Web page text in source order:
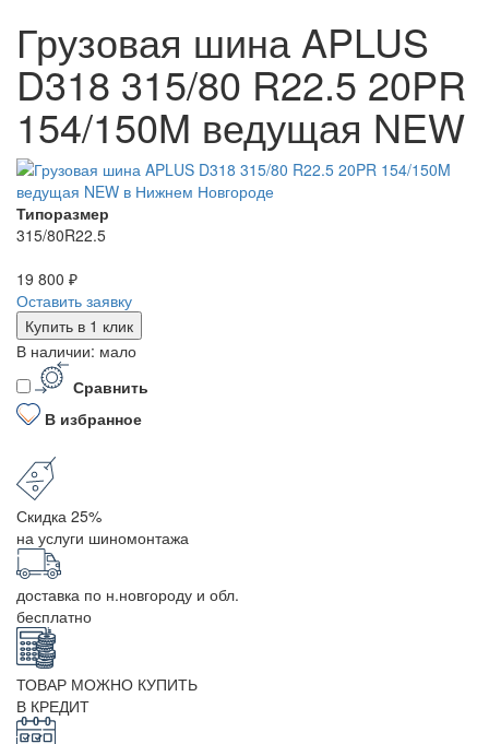
Грузовая шина APLUS
D318 315/80 R22.5 20PR
154/150M ведущая NEW
Типоразмер
315/80R22.5
19 800 ₽
Оставить заявку
Купить в 1 клик
В наличии: мало
Сравнить
В избранное
Скидка 25%
на услуги шиномонтажа
доставка по н.новгороду и обл.
бесплатно
ТОВАР МОЖНО КУПИТЬ
В КРЕДИТ